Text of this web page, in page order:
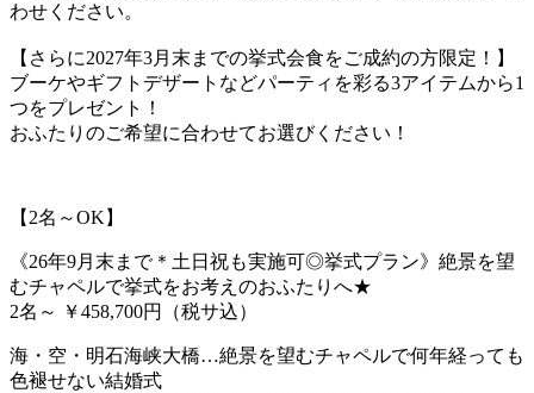
わせください。
【さらに2027年3月末までの挙式会食をご成約の方限定！】
ブーケやギフトデザートなどパーティを彩る3アイテムから1
つをプレゼント！
おふたりのご希望に合わせてお選びください！
【2名～OK】
《26年9月末まで＊土日祝も実施可◎挙式プラン》絶景を望
むチャペルで挙式をお考えのおふたりへ★
2名～
￥458,700円（税サ込）
海・空・明石海峡大橋…絶景を望むチャペルで何年経っても
色褪せない結婚式